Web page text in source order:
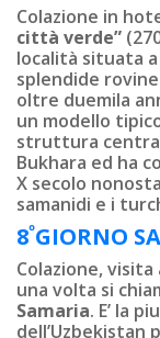
Colazione in
città verde”
località situata a
splendide
oltre duemila
un modello
struttura
Bukhara ed ha
X secolo
samanidi e i
8ºGIORNO
Colazione, visita
una volta si
Samaria. E’ la
dell’Uzbekistan